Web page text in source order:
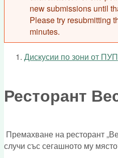
new submissions until
Please try resubmitting
minutes.
Дискусии по зони от ПУП
Ресторант
Премахване на ресторант
случи със сегашното му